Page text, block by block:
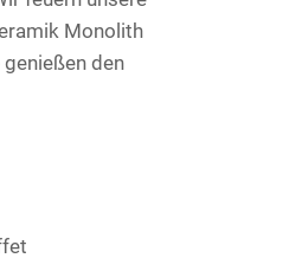
Monolith
genießen den